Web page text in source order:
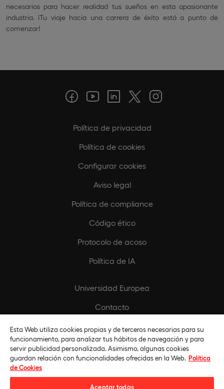
necesarios para hacer realidad tus sueños en esta apasionante
industria. ¡Tu viaje hacia una carrera de éxito está a punto de
comenzar!
Política de privacidad
Política de cookies
Configurar cookies
Aviso legal
Política de compliance
Código ético
Protocolo de acoso
Política de IA
Universidad Europea
Contacto
Biblioteca
Fundación Universidad Europea
Esta Web utiliza cookies propias y de terceros necesarias para su
funcionamiento, para analizar tus hábitos de navegación y para
servir publicidad personalizada. Asimismo, algunas cookies
guardan relación con funcionalidades ofrecidas en la Web. Política
de Cookies
Aceptar todas